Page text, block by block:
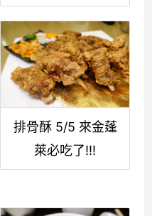
排骨酥 5/5 來金蓬
萊必吃了!!!